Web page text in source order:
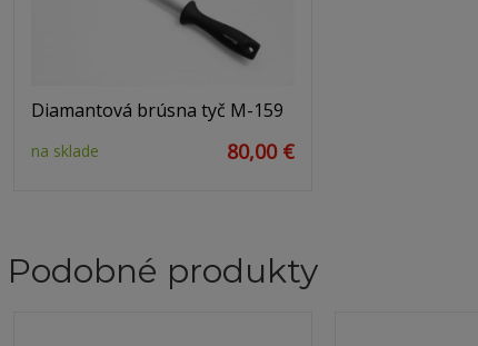
Diamantová brúsna tyč M-159
na sklade 80,00 €
Podobné produkty